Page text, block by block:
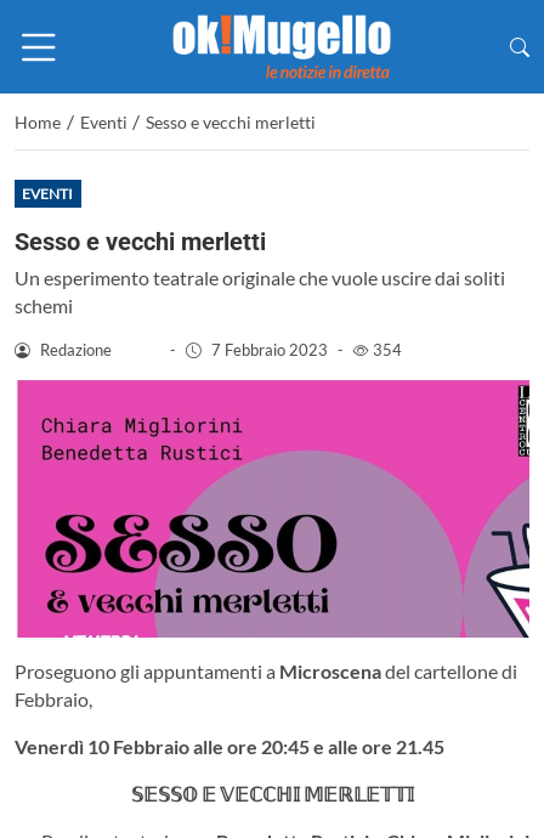
Home / Eventi / Sesso e vecchi merletti
EVENTI
Sesso e vecchi merletti
Un esperimento teatrale originale che vuole uscire dai soliti
schemi
Redazione - 7 Febbraio 2023 - 354
Proseguono gli appuntamenti a Microscenadel cartellone di
Febbraio,
Venerdì 10 Febbraio alle ore 20:45 e alle ore 21.45
𝕊𝔼𝕊𝕊𝕆 𝔼 𝕍𝔼ℂℂℍ𝕀 𝕄𝔼ℝ𝕃𝔼𝕋𝕋𝕀